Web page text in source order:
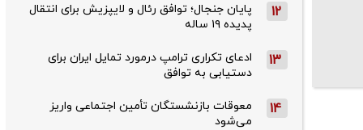
12
پایان جنجال؛ توافق رئال و لایپزیش برای انتقال
پدیده ۱۹ ساله
13
ادعای تکراری ترامپ درمورد تمایل ایران برای
دستیابی به توافق
14
معوقات بازنشستگان تأمین اجتماعی واریز
می‌شود